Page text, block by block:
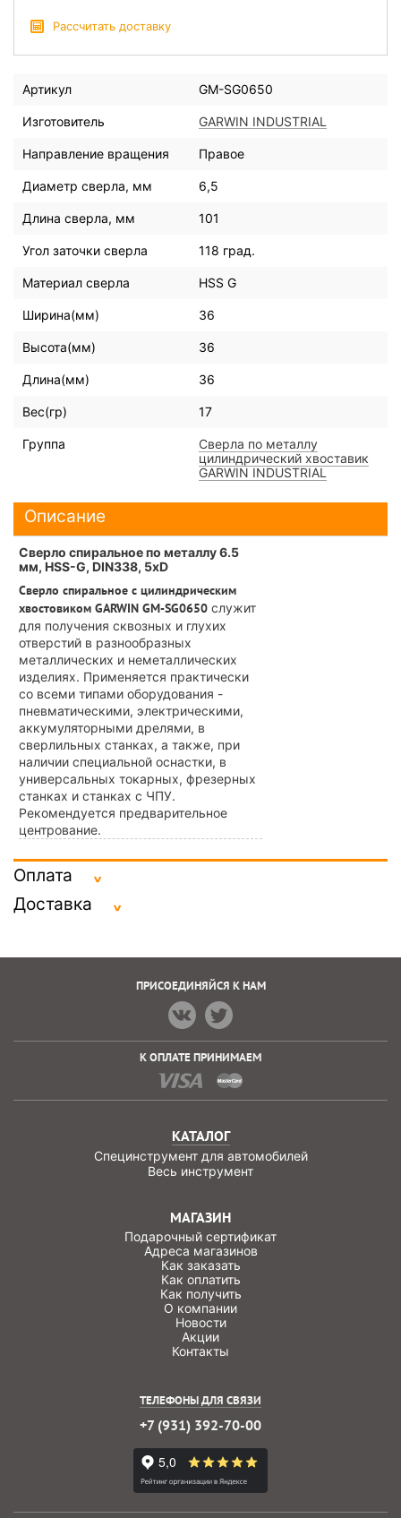
Артикул GM-SG0650
Изготовитель GARWIN INDUSTRIAL
Направление вращения Правое
Диаметр сверла, мм 6,5
Длина сверла, мм 101
Угол заточки сверла 118 град.
Материал сверла HSS G
Ширина(мм) 36
Высота(мм) 36
Длина(мм) 36
Вес(гр) 17
Группа
Сверла по металлу
цилиндрический хвоставик
GARWIN INDUSTRIAL
Рассчитать доставку
Описание
Сверло спиральное по металлу 6.5
мм, HSS-G, DIN338, 5xD
Сверло спиральное с цилиндрическим
хвостовиком GARWIN GM-SG0650 служит
для получения сквозных и глухих
отверстий в разнообразных
металлических и неметаллических
изделиях. Применяется практически
со всеми типами оборудования -
пневматическими, электрическими,
аккумуляторными дрелями, в
сверлильных станках, а также, при
наличии специальной оснастки, в
универсальных токарных, фрезерных
станках и станках с ЧПУ.
Рекомендуется предварительное
центрование.
Оплата
Доставка
КАТАЛОГ
Специнструмент для автомобилей
Весь инструмент
МАГАЗИН
Подарочный сертификат
Адреса магазинов
Как заказать
Как оплатить
Как получить
О компании
Новости
Акции
Контакты
ТЕЛЕФОНЫ ДЛЯ СВЯЗИ
+7 (931) 392-70-00
ПРИСОЕДИНЯЙСЯ К НАМ
К ОПЛАТЕ ПРИНИМАЕМ